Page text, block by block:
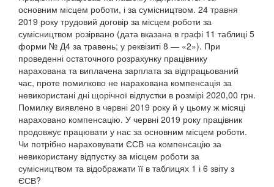
основним місцем роботи, і за сумісництвом. 24 травня
2019 року трудовий договір за місцем роботи за
сумісництвом розірвано (дата вказана в графі 11 таблиці 5
форми № Д4 за травень; у реквізиті 8 — «2»). При
проведенні остаточного розрахунку працівнику
нарахована та виплачена зарплата за відпрацьований
час, проте помилково не нарахована компенсація за
невикористані дні щорічної відпустки в розмірі 2020,00 грн.
Помилку виявлено в червні 2019 року й у цьому ж місяці
нараховано компенсацію. У червні 2019 року працівник
продовжує працювати у нас за основним місцем роботи.
Чи потрібно нараховувати ЄСВ на компенсацію за
невикористану відпустку за місцем роботи за
сумісництвом та відображати її в таблицях 1 і 6 звіту з
ЄСВ?